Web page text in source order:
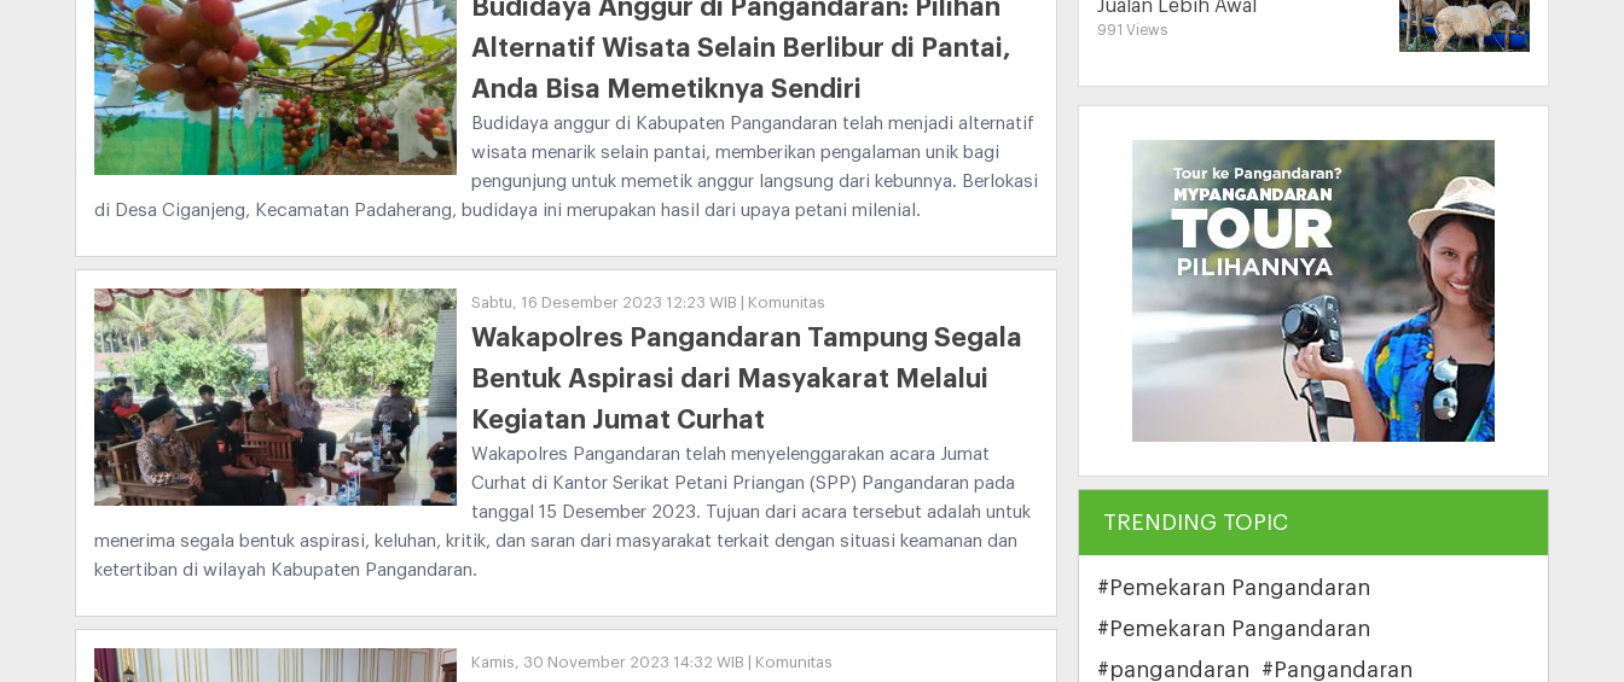
Budidaya Anggur di Pangandaran: Pilihan
Alternatif Wisata Selain Berlibur di Pantai,
Anda Bisa Memetiknya Sendiri
Budidaya anggur di Kabupaten Pangandaran telah menjadi alternatif
wisata menarik selain pantai, memberikan pengalaman unik bagi
pengunjung untuk memetik anggur langsung dari kebunnya. Berlokasi
di Desa Ciganjeng, Kecamatan Padaherang, budidaya ini merupakan hasil dari upaya petani milenial.
Sabtu, 16 Desember 2023 12:23 WIB | Komunitas
Wakapolres Pangandaran Tampung Segala
Bentuk Aspirasi dari Masyakarat Melalui
Kegiatan Jumat Curhat
Wakapolres Pangandaran telah menyelenggarakan acara Jumat
Curhat di Kantor Serikat Petani Priangan (SPP) Pangandaran pada
tanggal 15 Desember 2023. Tujuan dari acara tersebut adalah untuk
menerima segala bentuk aspirasi, keluhan, kritik, dan saran dari masyarakat terkait dengan situasi keamanan dan
ketertiban di wilayah Kabupaten Pangandaran.
Kamis, 30 November 2023 14:32 WIB | Komunitas
Jualan Lebih Awal
991 Views
TRENDING TOPIC
#Pemekaran Pangandaran
#Pemekaran Pangandaran
#pangandaran
#Pangandaran